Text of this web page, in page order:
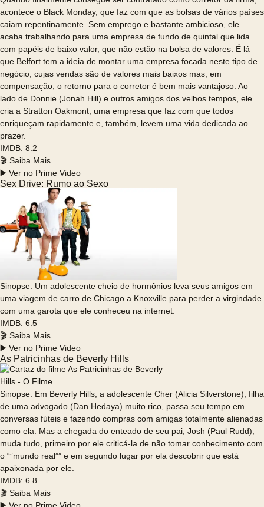
acontece o Black Monday, que faz com que as bolsas de vários países
caiam repentinamente. Sem emprego e bastante ambicioso, ele
acaba trabalhando para uma empresa de fundo de quintal que lida
com papéis de baixo valor, que não estão na bolsa de valores. É lá
que Belfort tem a ideia de montar uma empresa focada neste tipo de
negócio, cujas vendas são de valores mais baixos mas, em
compensação, o retorno para o corretor é bem mais vantajoso. Ao
lado de Donnie (Jonah Hill) e outros amigos dos velhos tempos, ele
cria a Stratton Oakmont, uma empresa que faz com que todos
enriqueçam rapidamente e, também, levem uma vida dedicada ao
prazer.
IMDB: 8.2
🎬 Saiba Mais
▶️ Ver no Prime Video
Sex Drive: Rumo ao Sexo
Sinopse: Um adolescente cheio de hormônios leva seus amigos em
uma viagem de carro de Chicago a Knoxville para perder a virgindade
com uma garota que ele conheceu na internet.
IMDB: 6.5
🎬 Saiba Mais
▶️ Ver no Prime Video
As Patricinhas de Beverly Hills
Sinopse: Em Beverly Hills, a adolescente Cher (Alicia Silverstone), filha
de uma advogado (Dan Hedaya) muito rico, passa seu tempo em
conversas fúteis e fazendo compras com amigas totalmente alienadas
como ela. Mas a chegada do enteado de seu pai, Josh (Paul Rudd),
muda tudo, primeiro por ele criticá-la de não tomar conhecimento com
o “”mundo real”” e em segundo lugar por ela descobrir que está
apaixonada por ele.
IMDB: 6.8
🎬 Saiba Mais